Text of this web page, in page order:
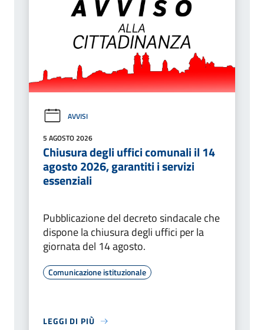
AVVISI
5 AGOSTO 2026
Chiusura degli uffici comunali il 14
agosto 2026, garantiti i servizi
essenziali
Pubblicazione del decreto sindacale che
dispone la chiusura degli uffici per la
giornata del 14 agosto.
Comunicazione istituzionale
LEGGI DI PIÙ